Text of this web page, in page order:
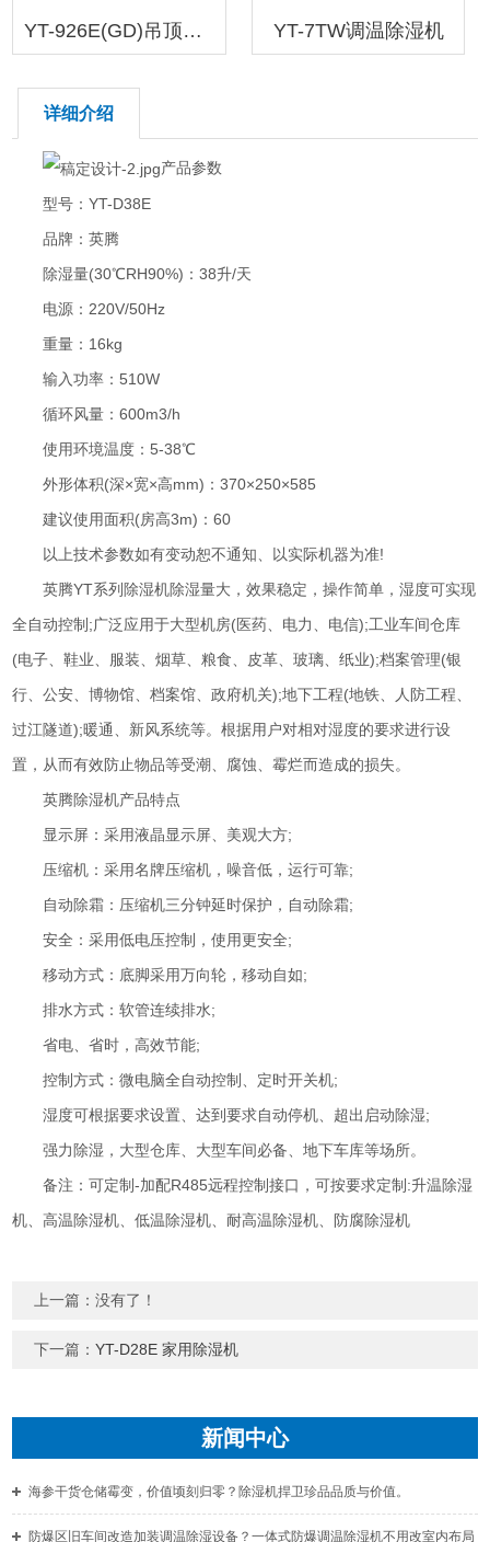
YT-926E(GD)吊顶除湿机 YT-7TW调温除湿机
详细介绍
产品参数
型号：YT-D38E
品牌：英腾
除湿量(30℃RH90%)：38升/天
电源：220V/50Hz
重量：16kg
输入功率：510W
循环风量：600m3/h
使用环境温度：5-38℃
外形体积(深×宽×高mm)：370×250×585
建议使用面积(房高3m)：60
以上技术参数如有变动恕不通知、以实际机器为准!
英腾YT系列除湿机除湿量大，效果稳定，操作简单，湿度可实现
全自动控制;广泛应用于大型机房(医药、电力、电信);工业车间仓库
(电子、鞋业、服装、烟草、粮食、皮革、玻璃、纸业);档案管理(银
行、公安、博物馆、档案馆、政府机关);地下工程(地铁、人防工程、
过江隧道);暖通、新风系统等。根据用户对相对湿度的要求进行设
置，从而有效防止物品等受潮、腐蚀、霉烂而造成的损失。
英腾除湿机产品特点
显示屏：采用液晶显示屏、美观大方;
压缩机：采用名牌压缩机，噪音低，运行可靠;
自动除霜：压缩机三分钟延时保护，自动除霜;
安全：采用低电压控制，使用更安全;
移动方式：底脚采用万向轮，移动自如;
排水方式：软管连续排水;
省电、省时，高效节能;
控制方式：微电脑全自动控制、定时开关机;
湿度可根据要求设置、达到要求自动停机、超出启动除湿;
强力除湿，大型仓库、大型车间必备、地下车库等场所。
备注：可定制-加配R485远程控制接口，可按要求定制:升温除湿
机、高温除湿机、低温除湿机、耐高温除湿机、防腐除湿机
上一篇：没有了！
下一篇：YT-D28E 家用除湿机
新闻中心
海参干货仓储霉变，价值顷刻归零？除湿机捍卫珍品品质与价值。
防爆区旧车间改造加装调温除湿设备？一体式防爆调温除湿机不用改室内布局